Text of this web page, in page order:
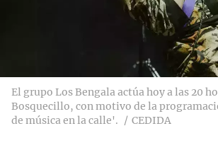
El grupo Los Bengala actúa hoy a las 20
Bosquecillo, con motivo de la
de música en la calle'.
CEDIDA